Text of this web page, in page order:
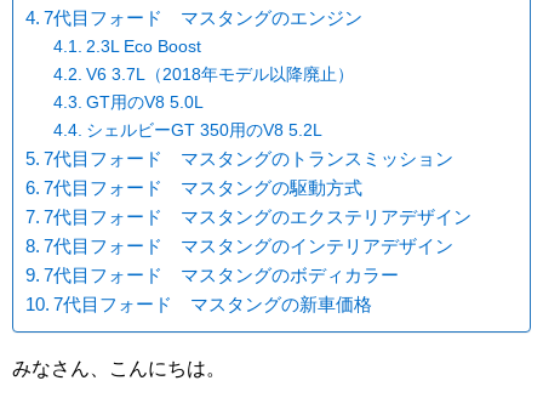
7代目フォード マスタングのエンジン
2.3L Eco Boost
V6 3.7L（2018年モデル以降廃止）
GT用のV8 5.0L
シェルビーGT 350用のV8 5.2L
7代目フォード マスタングのトランスミッション
7代目フォード マスタングの駆動方式
7代目フォード マスタングのエクステリアデザイン
7代目フォード マスタングのインテリアデザイン
7代目フォード マスタングのボディカラー
7代目フォード マスタングの新車価格
みなさん、こんにちは。